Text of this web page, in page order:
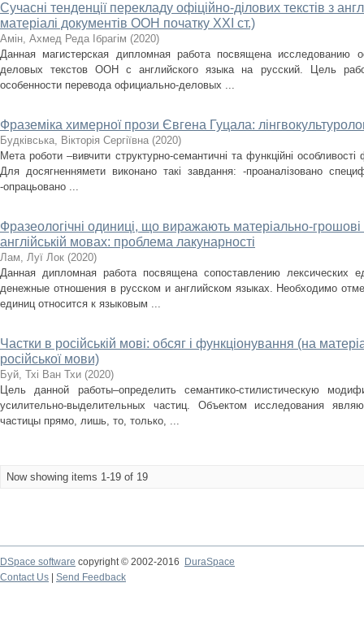
Сучасні тенденції перекладу офіційно-ділових текстів з
матеріалі документів ООН початку ХХI ст.)
Амін, Ахмед Реда Ібрагім (2020)
Данная магистерская дипломная работа посвящена исследованию
деловых текстов ООН с английского языка на русский. Цель
особенности перевода официально-деловых ...
Фраземіка химерної прози Євгена Гуцала:
Будківська, Вікторія Сергіївна (2020)
Мета роботи –вивчити структурно-семантичні та функційні
Для досягненнямети виконано такі завдання: -проаналізовано
-опрацьовано ...
Фразеологічні одиниці, що виражають матеріально-грошові
англійській мовах: проблема лакунарності
Лам, Луї Лок (2020)
Данная дипломная работа посвящена сопоставлению лексических
денежные отношения в русском и английском языках. Необходимо
единиц относится к языковым ...
Частки в російській мові: обсяг і функціонування (на
російської мови)
Буй, Тхі Ван Тхи (2020)
Цель данной работы–определить семантико-стилистическую
усилительно-выделительных частиц. Объектом исследования
частицы прямо, лишь, то, только, ...
Now showing items 1-19 of 19
DSpace software copyright © 2002-2016
DuraSpace
Contact Us
Send Feedback